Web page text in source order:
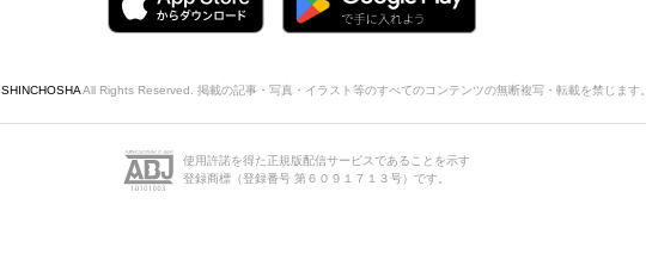
SHINCHOSHAAll Rights Reserved. 掲載の記事・写真・イラスト等のすべてのコンテンツの無断複写・転載を禁じます。
使用許諾を得た正規版配信サービスであることを示す
登録商標（登録番号 第６０９１７１３号）です。